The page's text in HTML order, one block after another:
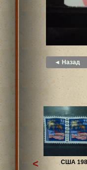
◄ Назад
США
<